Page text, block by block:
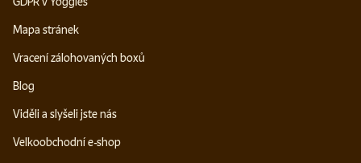
Mapa stránek
Vracení zálohovaných boxů
Blog
Viděli a slyšeli jste nás
Velkoobchodní e-shop